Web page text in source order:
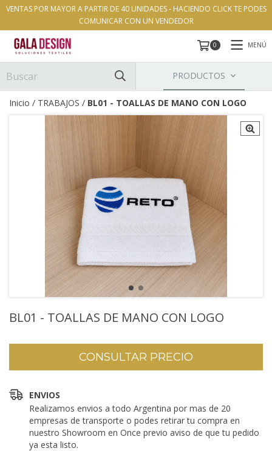
VENTAS POR MAYOR A PARTIR DE 40 UNIDADES - HACIENDO CLICK TE PODES
COMUNICAR CON UN VENDEDOR
0 MENÚ
PRODUCTOS
Inicio / TRABAJOS / BL01 - TOALLAS DE MANO CON LOGO
BL01 - TOALLAS DE MANO CON LOGO
ENVIOS
Realizamos envios a todo Argentina por mas de 20
empresas de transporte o podes retirar tu compra en
nuestro Showroom en Once previo aviso de que tu pedido
ya esta listo.